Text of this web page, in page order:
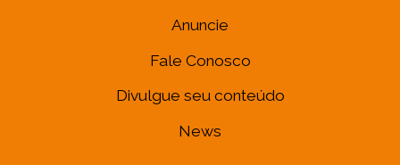
Anuncie
Fale Conosco
Divulgue seu conteúdo
News